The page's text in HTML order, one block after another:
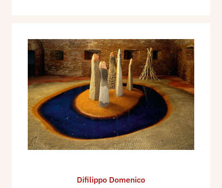
Difilippo Domenico